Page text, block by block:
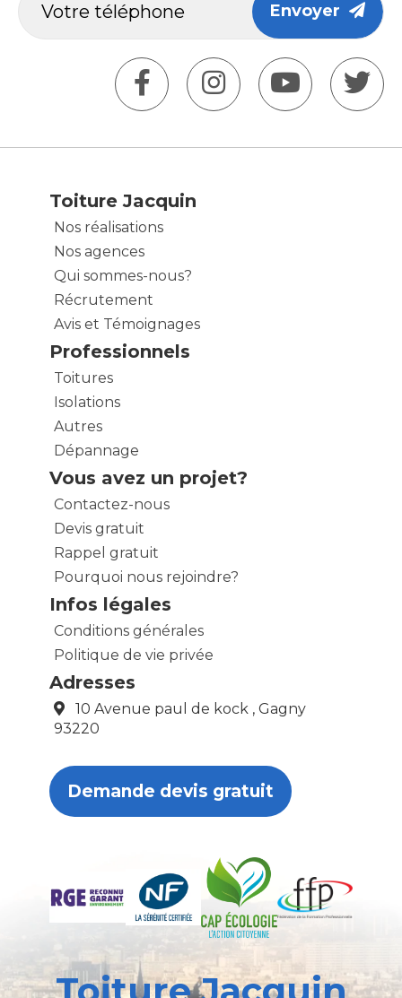
Envoyer
Toiture Jacquin
Nos réalisations
Nos agences
Qui sommes-nous?
Récrutement
Avis et Témoignages
Professionnels
Toitures
Isolations
Autres
Dépannage
Vous avez un projet?
Contactez-nous
Devis gratuit
Rappel gratuit
Pourquoi nous rejoindre?
Infos légales
Conditions générales
Politique de vie privée
Adresses
10 Avenue paul de kock , Gagny
93220
Demande devis gratuit